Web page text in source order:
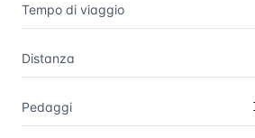
Tempo di viaggio
Distanza
Pedaggi